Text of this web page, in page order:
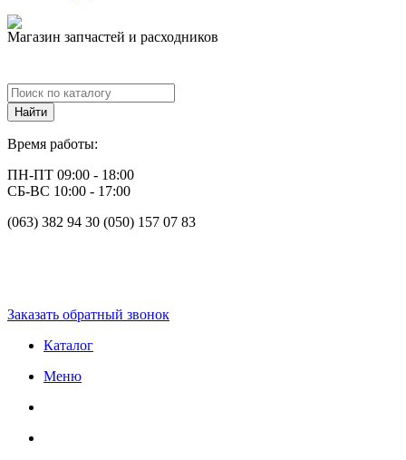
Магазин запчастей и расходников
Время работы:
ПН-ПТ 09:00 - 18:00
СБ-ВС 10:00 - 17:00
(063) 382 94 30 (050) 157 07 83
Заказать обратный звонок
Каталог
Меню